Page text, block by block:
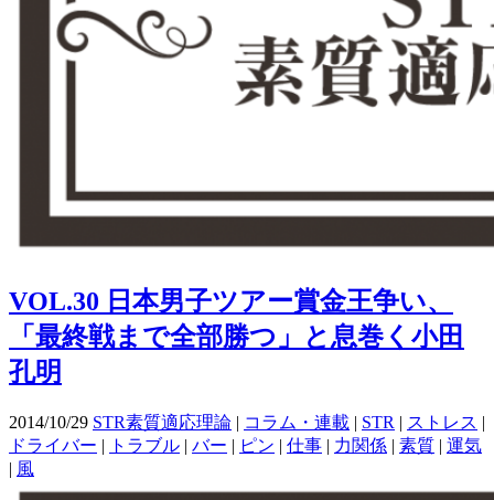
VOL.30 日本男子ツアー賞金王争い、
「最終戦まで全部勝つ」と息巻く小田
孔明
2014/10/29 STR素質適応理論 | コラム・連載 | STR | ストレス |
ドライバー | トラブル | バー | ピン | 仕事 | 力関係 | 素質 | 運気
| 風